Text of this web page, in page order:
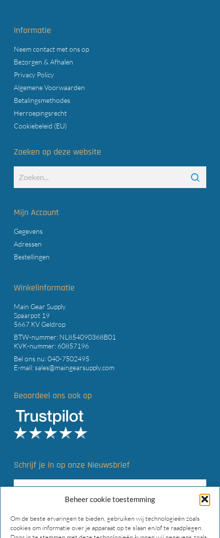
Beheer cookie toestemming
Om de beste ervaringen te bieden, gebruiken wij technologieën zoals
cookies om informatie over je apparaat op te slaan en/of te raadplegen.
Informatie
Neem contact met ons op
Bezorgen & Afhalen
Privacy Policy
Algemene Voorwaarden
Betalingsmethodes
Herroepingsrecht
Cookiebeleid (EU)
Zoeken op deze website
Mijn Account
Gegevens
Adressen
Bestellingen
Winkelinformatie
Main Gear Supply
Spaarpot 19
5667 KV Geldrop
BTW-nummer: NL854090368B01
KVK-nummer: 60857196
Bel ons nu:040-7502495
E-mail:sales@maingearsupply.com
Beoordeel ons ook op
Schrijf je in op onze Nieuwsbrief